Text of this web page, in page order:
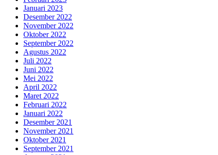
Januari 2023
Desember 2022
November 2022
Oktober 2022
September 2022
Agustus 2022
Juli 2022
Juni 2022
Mei 2022
April 2022
Maret 2022
Februari 2022
Januari 2022
Desember 2021
November 2021
Oktober 2021
September 2021